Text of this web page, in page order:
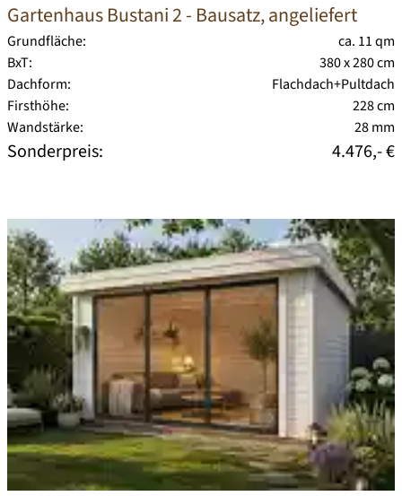
Gartenhaus Bustani 2- Bausatz, angeliefert
Grundfläche:
ca. 11 qm
BxT:
380 x 280 cm
Dachform:
Flachdach+Pultdach
Firsthöhe:
228 cm
Wandstärke:
28 mm
Sonderpreis: 4.476,- €